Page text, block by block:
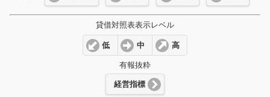
貸借対照表表示レベル
低 中 高
有報抜粋
経営指標